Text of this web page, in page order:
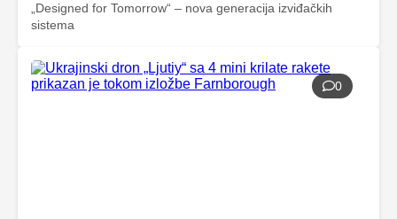
„Designed for Tomorrow“ – nova generacija izviđačkih
sistema
0